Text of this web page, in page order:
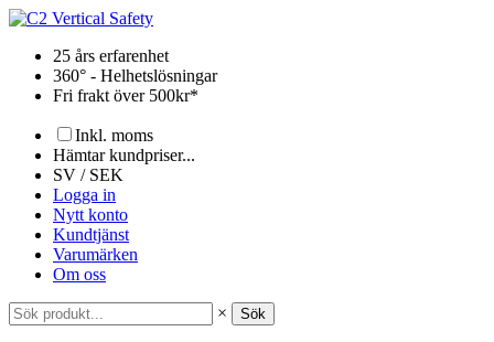
Hoppa
innehåll25 års erfarenhet
360° - Helhetslösningar
Fri frakt över 500kr*
Inkl. moms
Hämtar kundpriser...
SV / SEK
Logga in
Nytt konto
Kundtjänst
Varumärken
Om oss
× Sök